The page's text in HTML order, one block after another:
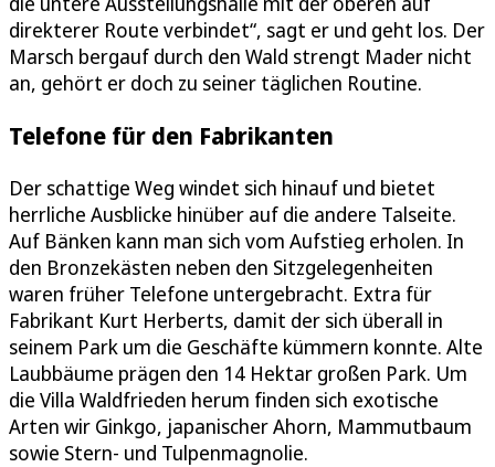
direkterer Route verbindet“, sagt er und geht los. Der
Marsch bergauf durch den Wald strengt Mader nicht
an, gehört er doch zu seiner täglichen Routine.
Telefone für den Fabrikanten
Der schattige Weg windet sich hinauf und bietet
herrliche Ausblicke hinüber auf die andere Talseite.
Auf Bänken kann man sich vom Aufstieg erholen. In
den Bronzekästen neben den Sitzgelegenheiten
waren früher Telefone untergebracht. Extra für
Fabrikant Kurt Herberts, damit der sich überall in
seinem Park um die Geschäfte kümmern konnte. Alte
Laubbäume prägen den 14 Hektar großen Park. Um
die Villa Waldfrieden herum finden sich exotische
Arten wir Ginkgo, japanischer Ahorn, Mammutbaum
sowie Stern- und Tulpenmagnolie.